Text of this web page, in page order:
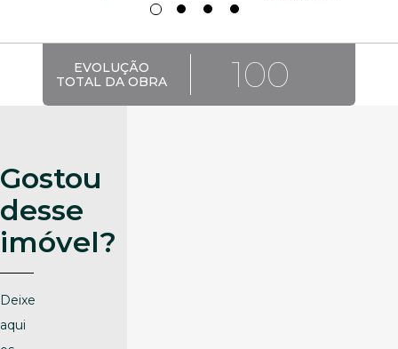
EVOLUÇÃO
TOTAL DA OBRA
100
Gostou
desse
imóvel?
Deixe
aqui